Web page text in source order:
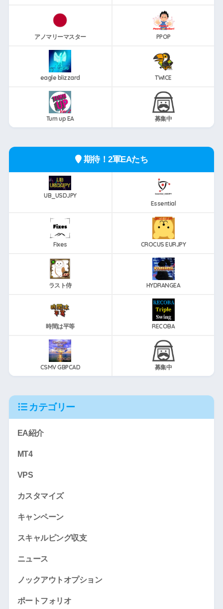
アノマリーマスター PPOP
eagle blizzard TWICE
Turn up EA 募集中
期待！2軍EAたち
UB_USDJPY
Essential
Fixes CROCUS EURJPY
ラスト侍 HYDRANGEA
時間は平等 RECOBA
CSMV GBPCAD 募集中
カテゴリー
EA紹介
MT4
VPS
カスタマイズ
キャンペーン
スキャルピング収支
ニュース
ノックアウトオプション
ポートフォリオ